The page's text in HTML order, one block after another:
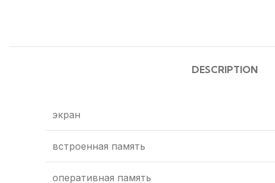
DESCRIPTION
экран
встроенная память
оперативная память